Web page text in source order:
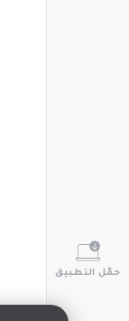
حمّل التطبيق